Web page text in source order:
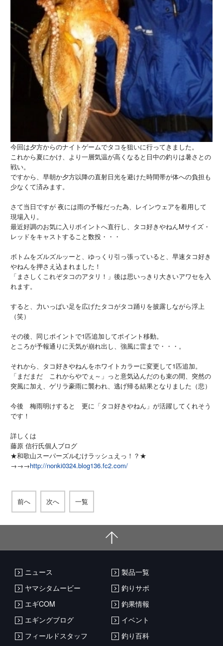
今回は夕方からのナイトゲームでタコを狙いに行ってきました。
これから夏にかけ、より一層気温が高くなると日中の釣りは暑さとの
戦い。
ですから、早朝か夕方以降の直射日光を避けた時間帯が体への負担も
少なくて済みます。
さて当日ですが 夜には雨の予報だった為、レインウェアを着用して
現場入り。
最近好調のお気に入りポイントへ直行し、タコ好きやねんMサイズ・
レッドをキャストすること数投・・・
ボトムをズルズルッーと、ゆっくり引っ張っていると、早速タコ好き
やねんを押さえ込まれました！
「まさしくこれぞタコのアタリ！」後は思いっきり大きいアワセを入
れます。
すると、力いっぱい足を広げたタコがタコ踊りを披露しながら浮上
（笑）
その後、同じポイントで1匹追加してポイント移動。
ところが予報通りに天気が崩れ出し、強風に雷まで・・・。
それから、タコ好きやねんをホワイトカラーに変更して1匹追加。
「まだまだ これからやでぇ～」っと意気込んだのも束の間、突然の
突風に加え、ゲリラ豪雨に襲われ、逃げ帰る結果となりました（悲）
今後 梅雨明けすると 更に「タコ好きやねん」が活躍してくれそう
です！
詳しくは
藤原 信行氏個人ブログ
★和歌山スーパーズルむけラッシュえっ！？★
→→→http://nonki0324.blog136.fc2.com/
前へ 次へ 一覧
ニュース
製品一覧
ヤマシタムービー
釣りサポ
エギCOM
釣果情報
エギングブログ
イベント
フィールドスタッフ
釣り百科